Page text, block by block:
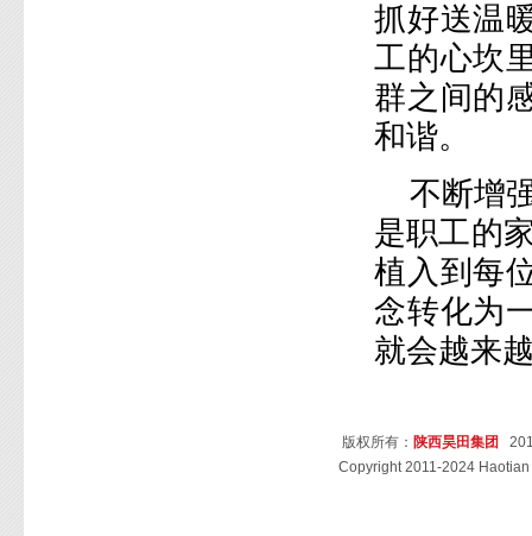
抓好送温
工的心坎
群之间的
和谐。
不断增
是职工的
植入到每
念转化为
就会越来
版权所有： 陕西昊田集团
Copyright 2011-2024